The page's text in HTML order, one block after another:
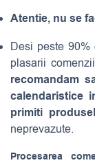
Atentie, nu se
Desi peste 90%
plasarii
recomandam
calendaristice
primiti
neprevazute.
Procesarea